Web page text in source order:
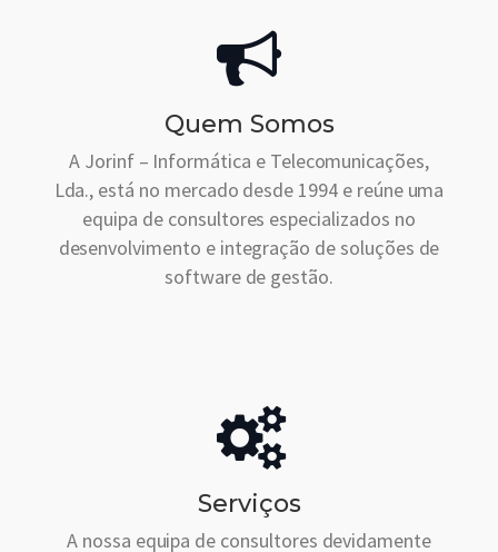
Quem Somos
A Jorinf – Informática e Telecomunicações,
Lda., está no mercado desde 1994 e reúne uma
equipa de consultores especializados no
desenvolvimento e integração de soluções de
software de gestão.
Serviços
A nossa equipa de consultores devidamente